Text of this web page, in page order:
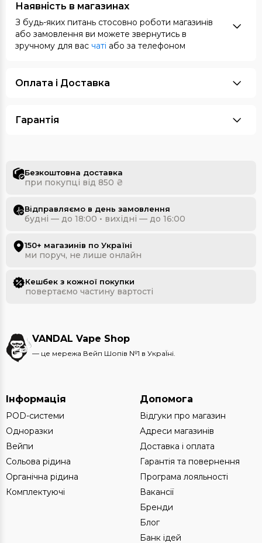
Наявність в магазинах
З будь-яких питань стосовно роботи магазинів
або замовлення ви можете звернутись в
зручному для вас чаті або за телефоном
Оплата i Доставка
Гарантія
Безкоштовна доставка
при покупці від 850 ₴
Відправляємо в день замовлення
будні — до 18:00 • вихідні — до 16:00
150+ магазинів по Україні
ми поруч, не лише онлайн
Кешбек з кожної покупки
повертаємо частину вартості
VANDAL Vape Shop
— це мережа Вейп Шопів №1 в УкраЇні.
Інформація
POD-системи
Одноразки
Вейпи
Сольова рідина
Органічна рідина
Комплектуючі
Допомога
Відгуки про магазин
Адреси магазинів
Доставка і оплата
Гарантія та повернення
Програма лояльності
Вакансії
Бренди
Блог
Банк ідей